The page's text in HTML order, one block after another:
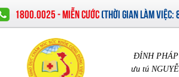
1800.0025 - MIỄN CƯỚC(THỜI GIAN LÀM VIỆC:
ĐỈNH
ưu tú